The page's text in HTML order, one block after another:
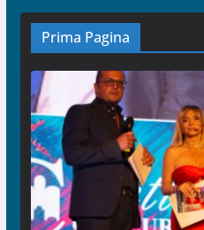
Prima Pagina